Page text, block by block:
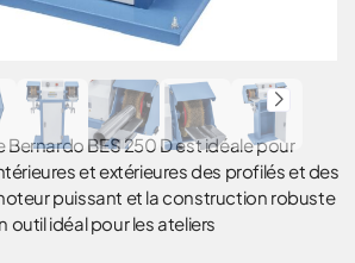
Bernardo BES 250 D est idéale pour
et extérieures des profilés et des
puissant et la construction robuste
outil idéal pour les ateliers